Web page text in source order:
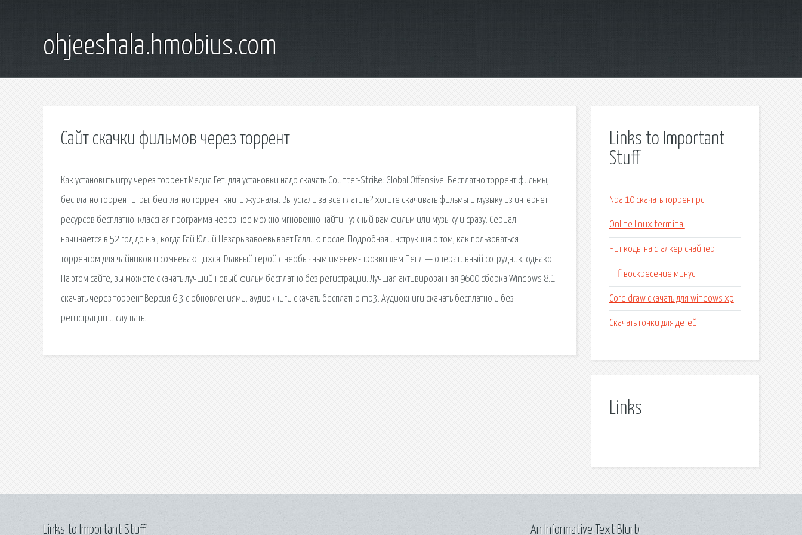
ohjeeshala.hmobius.com
Сайт скачки фильмов через торрент
Как установить игру через торрент Медиа Гет. для установки надо скачать Counter-Strike: Global Offensive. Бесплатно торрент фильмы,
бесплатно торрент игры, бесплатно торрент книги журналы. Вы устали за все платить? хотите скачивать фильмы и музыку из интернет
ресурсов бесплатно. классная программа через неё можно мгновенно найти нужный вам фильм или музыку и сразу. Сериал
начинается в 52 год до н.э., когда Гай Юлий Цезарь завоевывает Галлию после. Подробная инструкция о том, как пользоваться
торрентом для чайников и сомневающихся. Главный герой с необычным именем-прозвищем Пепл — оперативный сотрудник, однако
На этом сайте, вы можете скачать лучший новый фильм бесплатно без регистрации. Лучшая активированная 9600 сборка Windows 8.1
скачать через торрент Версия 6.3 с обновлениями. аудиокниги скачать бесплатно mp3. Аудиокниги скачать бесплатно и без
регистрации и слушать.
Links to Important
Stuff
Nba 10 скачать торрент pc
Online linux terminal
Чит коды на сталкер снайпер
Hi fi воскресение минус
Coreldraw скачать для windows xp
Скачать гонки для детей
Links
Links to Important Stuff An Informative Text Blurb